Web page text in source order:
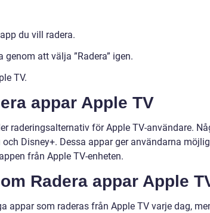
du vill radera.
att välja ”Radera” igen.
TV.
appar Apple TV
raderingsalternativ för Apple TV-användare.
och Disney+. Dessa appar ger användarna
från Apple TV-enheten.
Radera appar Apple
appar som raderas från Apple TV varje dag,